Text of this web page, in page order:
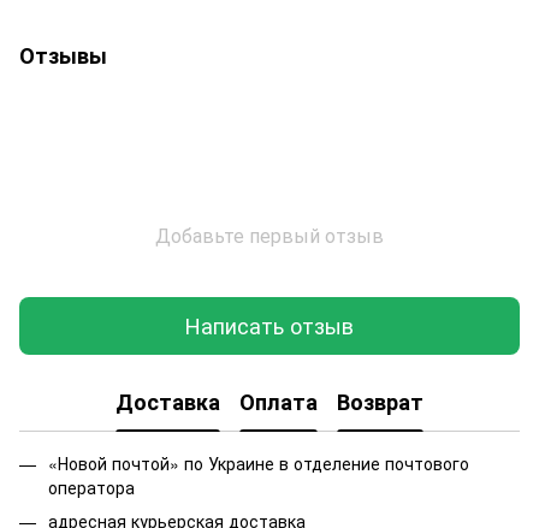
Отзывы
Добавьте первый отзыв
Написать отзыв
Доставка Оплата Возврат
«Новой почтой» по Украине в отделение почтового
оператора
адресная курьерская доставка